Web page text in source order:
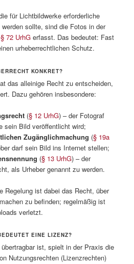
für Lichtbildwerke erforderliche
sollte, sind die Fotos in der
§ 72 UrhG erfasst. Das bedeutet: Fast
urheberrechtlichen Schutz.
KONKRET?
das alleinige Recht zu entscheiden,
Dazu gehören insbesondere:
(§ 12 UrhG) – der Fotograf
sein Bild veröffentlicht wird;
Zugänglichmachung (§ 19a
darf sein Bild ins Internet stellen;
(§ 13 UrhG) – der
als Urheber genannt zu werden.
Regelung ist dabei das Recht, über
zu befinden; regelmäßig ist
verletzt.
EINE LIZENZ?
ist, spielt in der Praxis die
Nutzungsrechten (Lizenzrechten)